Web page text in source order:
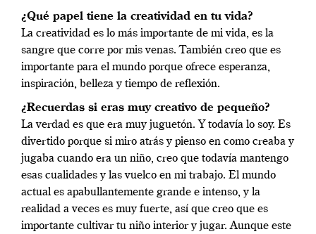
¿Qué papel tiene la creatividad en tu vida?
La creatividad es lo más importante de mi vida, es la
sangre que corre por mis venas. También creo que es
importante para el mundo porque ofrece esperanza,
inspiración, belleza y tiempo de reflexión.
¿Recuerdas si eras muy creativo de pequeño?
La verdad es que era muy juguetón. Y todavía lo soy. Es
divertido porque si miro atrás y pienso en como creaba y
jugaba cuando era un niño, creo que todavía mantengo
esas cualidades y las vuelco en mi trabajo. El mundo
actual es apabullantemente grande e intenso, y la
realidad a veces es muy fuerte, así que creo que es
importante cultivar tu niño interior y jugar. Aunque este